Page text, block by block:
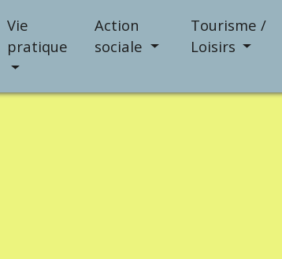
Vie
pratique
Action
sociale
Tourisme /
Loisirs